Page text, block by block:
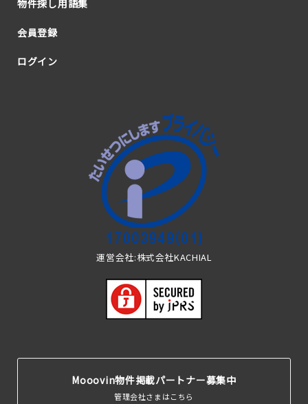
物件探し用語集
会員登録
ログイン
運営会社:株式会社KACHIAL
Mooovin物件掲載パートナー募集中
管理会社さまはこちら